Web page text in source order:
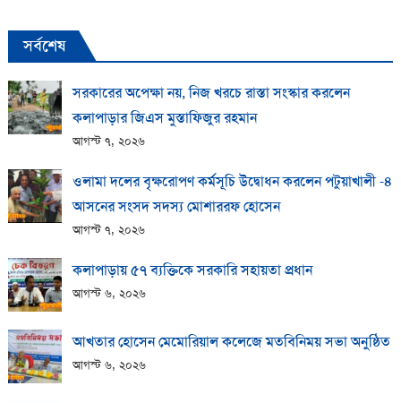
সর্বশেষ
সরকারের অপেক্ষা নয়, নিজ খরচে রাস্তা সংস্কার করলেন
কলাপাড়ার জিএস মুস্তাফিজুর রহমান
আগস্ট ৭, ২০২৬
ওলামা দলের বৃক্ষরোপণ কর্মসূচি উদ্বোধন করলেন পটুয়াখালী -৪
আসনের সংসদ সদস্য মোশাররফ হোসেন
আগস্ট ৭, ২০২৬
কলাপাড়ায় ​৫৭ ব্যক্তিকে সরকারি সহায়তা প্রধান
আগস্ট ৬, ২০২৬
আখতার হোসেন মেমোরিয়াল কলেজে মতবিনিময় সভা অনুষ্ঠিত
আগস্ট ৬, ২০২৬